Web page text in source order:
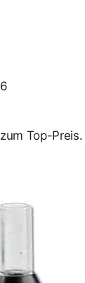
Top-Preis.